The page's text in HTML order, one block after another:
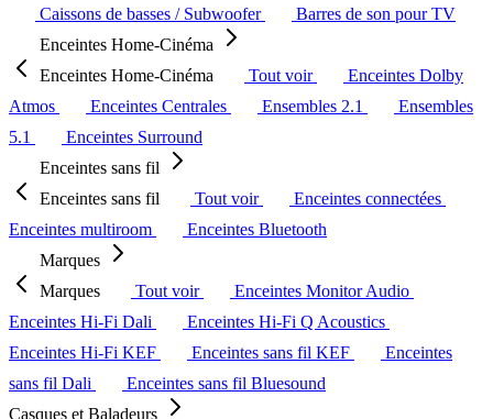
Caissons de basses / Subwoofer
Barres de son pour TV
Enceintes Home-Cinéma
Enceintes Home-Cinéma
Tout voir
Enceintes Dolby
Atmos
Enceintes Centrales Ensembles 2.1
Ensembles
5.1
Enceintes Surround
Enceintes sans fil
Enceintes sans fil
Tout voir
Enceintes connectées
Enceintes multiroom
Enceintes Bluetooth
Marques
Marques
Tout voir
Enceintes Monitor Audio
Enceintes Hi-Fi Dali
Enceintes Hi-Fi Q Acoustics
Enceintes Hi-Fi KEF
Enceintes sans fil KEF
Enceintes
sans fil Dali
Enceintes sans fil Bluesound
Casques et Baladeurs